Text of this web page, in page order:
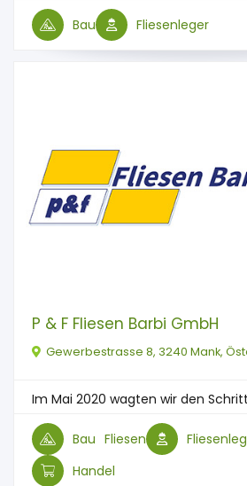
Bau Fliesenleger
P & F Fliesen Barbi GmbH
Gewerbestrasse 8, 3240 Mank,
Im Mai 2020 wagten wir den
Bau Fliesen
Handel